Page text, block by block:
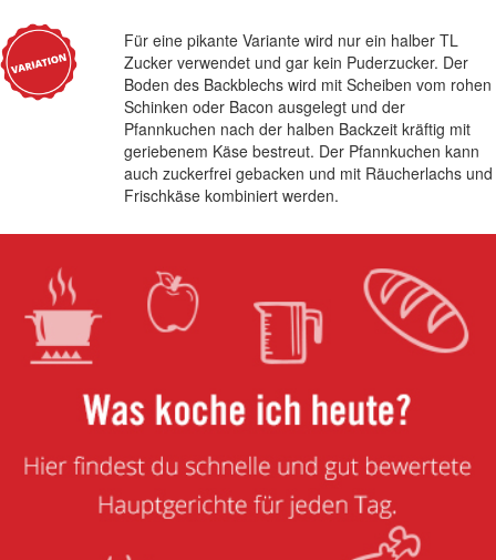
Für eine pikante Variante wird nur ein halber TL
Zucker verwendet und gar kein Puderzucker. Der
Boden des Backblechs wird mit Scheiben vom rohen
Schinken oder Bacon ausgelegt und der
Pfannkuchen nach der halben Backzeit kräftig mit
geriebenem Käse bestreut. Der Pfannkuchen kann
auch zuckerfrei gebacken und mit Räucherlachs und
Frischkäse kombiniert werden.